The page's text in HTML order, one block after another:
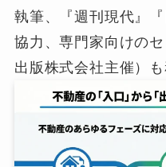
執筆、『週刊現代』
協力、専門家向けの
出版株式会社主催）も